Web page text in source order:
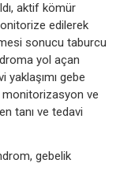
aktif kömür
edilerek
sonucu taburcu
yol açan
gebe
monitorizasyon ve
tanı ve tedavi
gebelik